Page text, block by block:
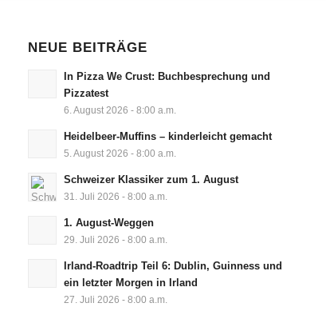
NEUE BEITRÄGE
In Pizza We Crust: Buchbesprechung und
Pizzatest
6. August 2026 - 8:00 a.m.
Heidelbeer-Muffins – kinderleicht gemacht
5. August 2026 - 8:00 a.m.
Schweizer Klassiker zum 1. August
31. Juli 2026 - 8:00 a.m.
1. August-Weggen
29. Juli 2026 - 8:00 a.m.
Irland-Roadtrip Teil 6: Dublin, Guinness und
ein letzter Morgen in Irland
27. Juli 2026 - 8:00 a.m.